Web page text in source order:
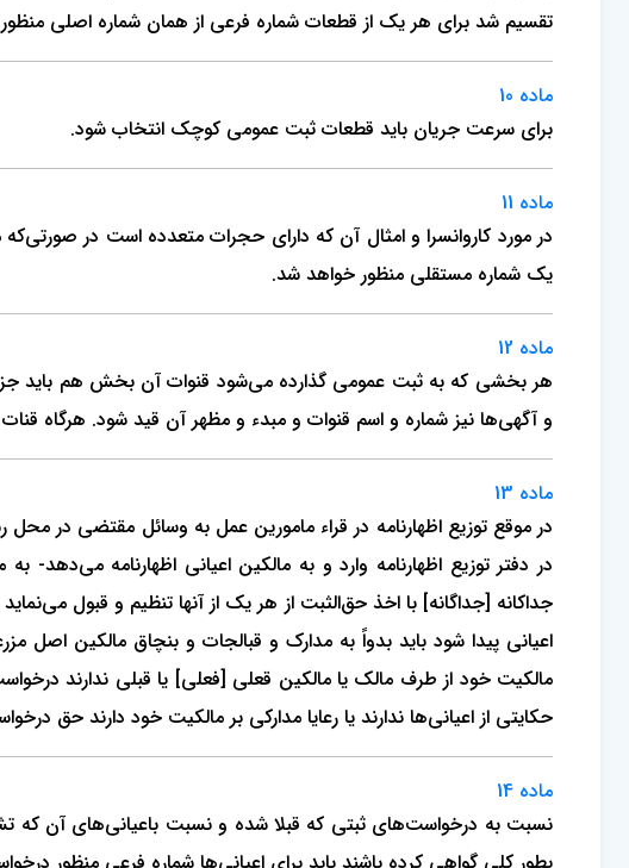
تقسیم شد برای هر یک از قطعات شماره فرعی از همان شماره اصلی منظور خواهد شد
ماده 10
برای سرعت جریان باید قطعات ثبت عمومی کوچک انتخاب شود.
ماده 11
در مورد کاروانسرا و امثال آن که دارای حجرات متعدده است در
یک شماره مستقلی منظور خواهد شد.
ماده 12
هر بخشی که به ثبت عمومی گذارده می‌شود قنوات آن بخش هم باید جزء
و آگهی‌ها نیز شماره و اسم قنوات و مبدء و مظهر آن قید شود. هرگاه
ماده 13
در موقع توزیع اظهارنامه در قراء مامورین عمل به وسائل مقتضی در
در دفتر توزیع اظهارنامه وارد و به مالکین اعیانی اظهارنامه
جداکانه [جداگانه] با اخذ حق‌الثبت از هر یک از آنها تنظیم و قبول
اعیانی پیدا شود باید بدواً به مدارک و قبالجات و بنچاق مالکین اصل
مالکیت خود از طرف مالک یا مالکین قعلی [فعلی] یا قبلی ندارند
حکایتی از اعیانی‌ها ندارند یا رعایا مدارکی بر مالکیت خود دارند حق
ماده 14
نسبت به درخواست‌های ثبتی که قبلا شده و نسبت باعیانی‌های آن که